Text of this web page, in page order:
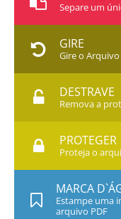
Separe um
GIRE
Gire o Arquivo
DESTRAVE
Remova a
PROTEGER
Proteja o
MARCA
Estampe uma
arquivo PDF